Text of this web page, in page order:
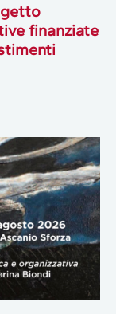
finanziate